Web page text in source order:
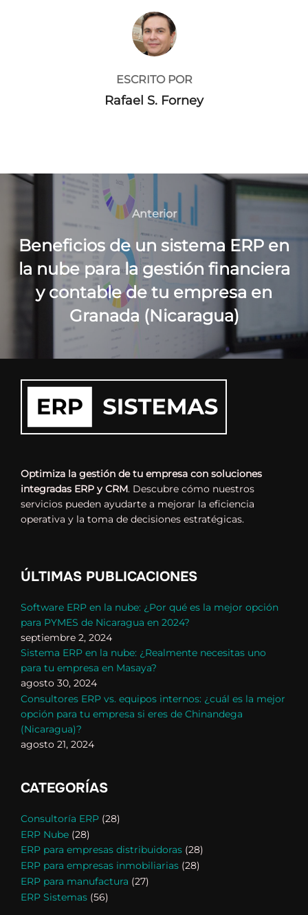
AUTOR DE LA ENTRADA
ESCRITO POR
Rafael S. Forney
Navegación
entradas
Anterior
Anterior
Beneficios de un sistema ERP en
la nube para la gestión financiera
y contable de tu empresa en
Granada (Nicaragua)
Optimiza la gestión de tu empresa con soluciones
integradas ERP y CRM. Descubre cómo nuestros
servicios pueden ayudarte a mejorar la eficiencia
operativa y la toma de decisiones estratégicas.
ÚLTIMAS PUBLICACIONES
Software ERP en la nube: ¿Por qué es la mejor opción
para PYMES de Nicaragua en 2024?
septiembre 2, 2024
Sistema ERP en la nube: ¿Realmente necesitas uno
para tu empresa en Masaya?
agosto 30, 2024
Consultores ERP vs. equipos internos: ¿cuál es la mejor
opción para tu empresa si eres de Chinandega
(Nicaragua)?
agosto 21, 2024
CATEGORÍAS
Consultoría ERP (28)
ERP Nube (28)
ERP para empresas distribuidoras (28)
ERP para empresas inmobiliarias (28)
ERP para manufactura (27)
ERP Sistemas (56)